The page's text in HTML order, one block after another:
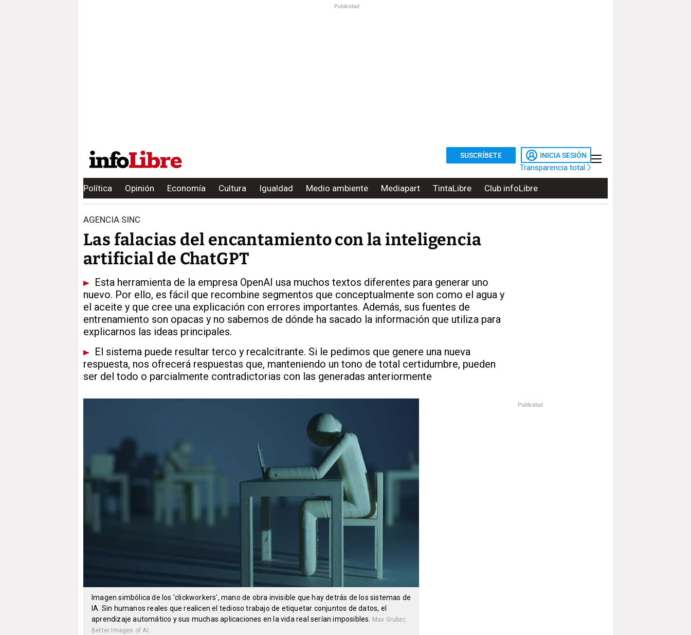
Publicidad
SUSCRÍBETE INICIA SESIÓN
Transparencia total
Política Opinión Economía Cultura Igualdad Medio ambiente Mediapart TintaLibre Club infoLibre
AGENCIA SINC
Las falacias del encantamiento con la inteligencia
artificial de ChatGPT
Esta herramienta de la empresa OpenAI usa muchos textos diferentes para generar uno
nuevo. Por ello, es fácil que recombine segmentos que conceptualmente son como el agua y
el aceite y que cree una explicación con errores importantes. Además, sus fuentes de
entrenamiento son opacas y no sabemos de dónde ha sacado la información que utiliza para
explicarnos las ideas principales.
El sistema puede resultar terco y recalcitrante. Si le pedimos que genere una nueva
respuesta, nos ofrecerá respuestas que, manteniendo un tono de total certidumbre, pueden
ser del todo o parcialmente contradictorias con las generadas anteriormente
Imagen simbólica de los 'clickworkers', mano de obra invisible que hay detrás de los sistemas de
IA. Sin humanos reales que realicen el tedioso trabajo de etiquetar conjuntos de datos, el
aprendizaje automático y sus muchas aplicaciones en la vida real serían imposibles. Max Gruber,
Better Images of AI
Publicidad